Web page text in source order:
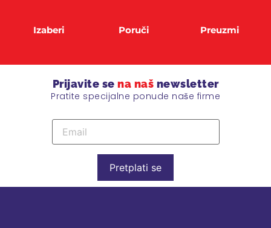
Izaberi Poruči Preuzmi
Prijavite se na naš newsletter
Pratite specijalne ponude naše firme
Pretplati se